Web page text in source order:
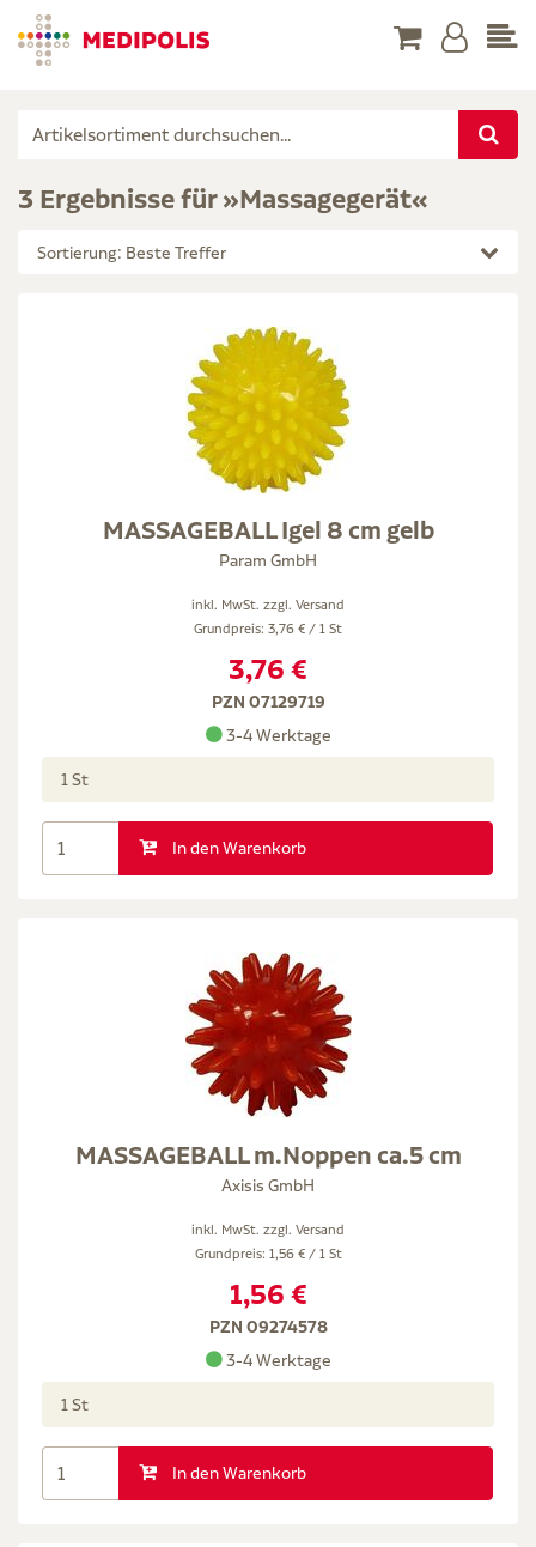
3 Ergebnisse für »Massagegerät«
Sortierung: Beste Treffer
MASSAGEBALL Igel 8 cm gelb
Param GmbH
inkl. MwSt. zzgl. Versand
Grundpreis: 3,76 € / 1 St
3,76 €
PZN 07129719
3-4 Werktage
1 St
In den Warenkorb
MASSAGEBALL m.Noppen ca.5 cm
Axisis GmbH
inkl. MwSt. zzgl. Versand
Grundpreis: 1,56 € / 1 St
1,56 €
PZN 09274578
3-4 Werktage
1 St
In den Warenkorb